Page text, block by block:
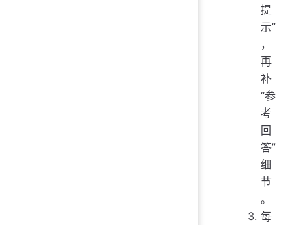
提
示”
，
再
补
“参
考
回
答”
细
节
。
每